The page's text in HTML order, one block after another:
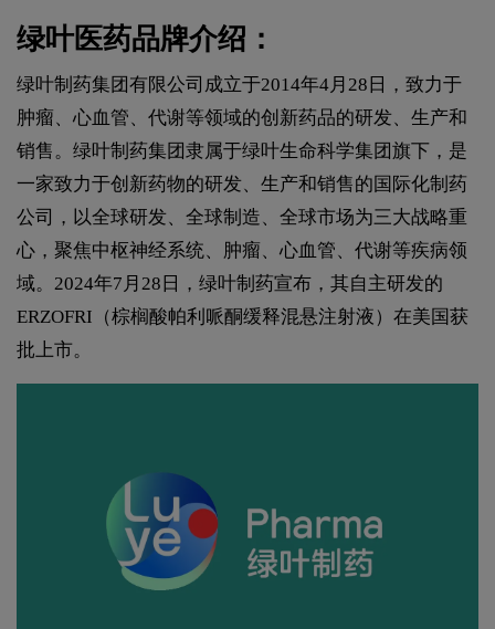
绿叶医药品牌介绍：
绿叶制药集团有限公司成立于2014年4月28日，致力于
肿瘤、心血管、代谢等领域的创新药品的研发、生产和
销售。绿叶制药集团隶属于绿叶生命科学集团旗下，是
一家致力于创新药物的研发、生产和销售的国际化制药
公司，以全球研发、全球制造、全球市场为三大战略重
心，聚焦中枢神经系统、肿瘤、心血管、代谢等疾病领
域。2024年7月28日，绿叶制药宣布，其自主研发的
ERZOFRI（棕榈酸帕利哌酮缓释混悬注射液）在美国获
批上市。